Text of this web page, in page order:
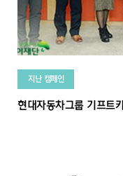
지난 캠페인
현대자동차그룹 기프트